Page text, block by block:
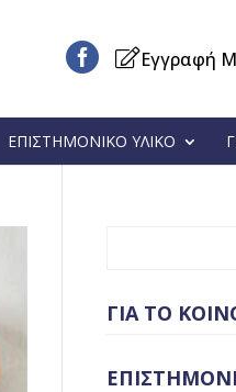
Εγγραφή
ΕΠΙΣΤΗΜΟΝΙΚΟ ΥΛΙΚΟ
ΓΙΑ ΤΟ